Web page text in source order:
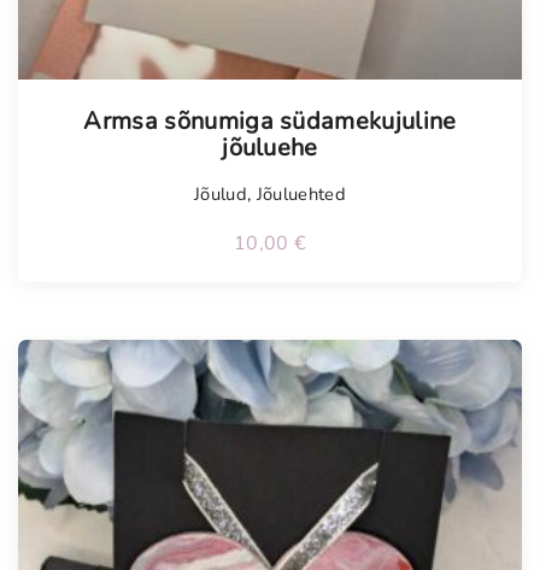
Armsa sõnumiga südamekujuline
jõuluehe
Jõulud, Jõuluehted
10,00 €